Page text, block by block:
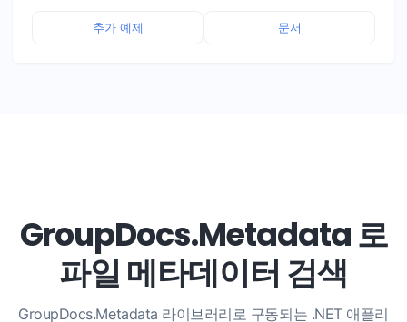
추가 예제 문서
GroupDocs.Metadata 로
파일 메타데이터 검색
GroupDocs.Metadata 라이브러리로 구동되는 .NET 애플리